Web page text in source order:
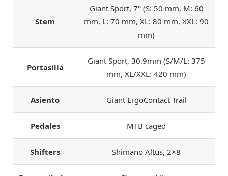
Stem
Giant Sport, 7° (S: 50 mm, M: 60
mm, L: 70 mm, XL: 80 mm, XXL: 90
mm)
Portasilla
Giant Sport, 30.9mm (S/M/L: 375
mm, XL/XXL: 420 mm)
Asiento Giant ErgoContact Trail
Pedales MTB caged
Shifters Shimano Altus, 2×8